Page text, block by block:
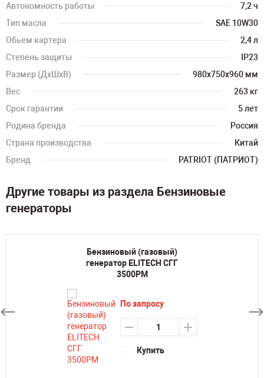
Автономность работы
7,2 ч
Тип масла
SAE 10W30
Обьем картера
2,4 л
Степень защиты
IP23
Размер (ДхШхВ)
980х750х960 мм
Вес
263 кг
Срок гарантии
5 лет
Родина бренда
Россия
Страна производства
Китай
Бренд
PATRIOT (ПАТРИОТ)
Другие товары из раздела Бензиновые
генераторы
Бензиновый (газовый)
генератор ELITECH СГГ
3500РМ
По запросу
Купить